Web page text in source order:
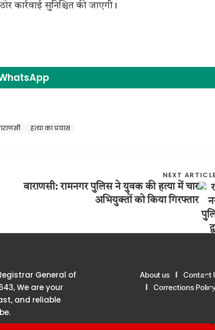
सुनिश्चित की जाएगी।
हत्या का प्रयास
NEXT
वाराणसी: रामनगर पुलिस ने युवक की हत्या में चार
अभियुक्तों को किया गिरफ्तार
General of
We are your
and reliable
About us
Contact
Corrections